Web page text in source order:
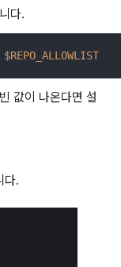
다.
$REPO_ALLOWLIST
값이 나온다면 설
다.